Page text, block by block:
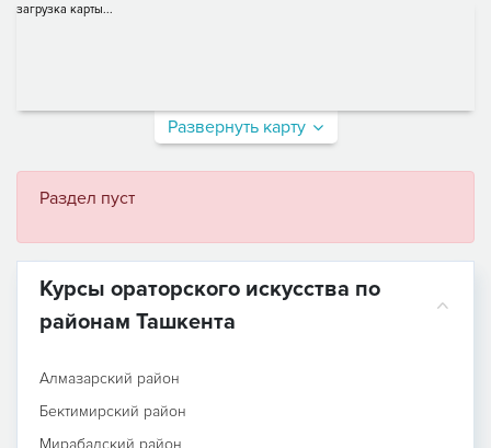
загрузка карты...
Развернуть карту
Раздел пуст
Курсы ораторского искусства по
районам Ташкента
Алмазарский район
Бектимирский район
Мирабадский район